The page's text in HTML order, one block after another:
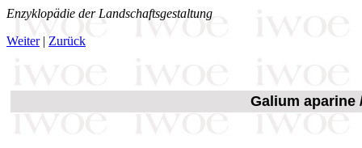
Enzyklopädie der Landschaftsgestaltung
Weiter| Zurück
Galium